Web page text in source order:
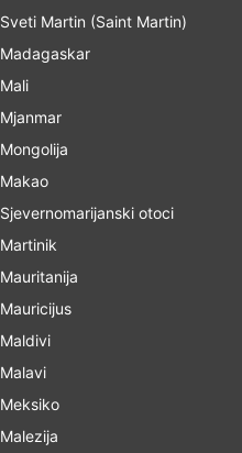
Sveti Martin (Saint Martin)
Madagaskar
Mali
Mjanmar
Mongolija
Makao
Sjevernomarijanski otoci
Martinik
Mauritanija
Mauricijus
Maldivi
Malavi
Meksiko
Malezija